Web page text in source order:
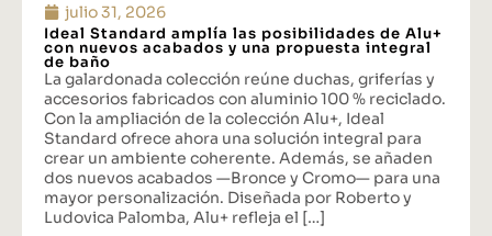
julio 31, 2026
Ideal Standard amplía las posibilidades de Alu+
con nuevos acabados y una propuesta integral
de baño
La galardonada colección reúne duchas, griferías y
accesorios fabricados con aluminio 100 % reciclado.
Con la ampliación de la colección Alu+, Ideal
Standard ofrece ahora una solución integral para
crear un ambiente coherente. Además, se añaden
dos nuevos acabados —Bronce y Cromo— para una
mayor personalización. Diseñada por Roberto y
Ludovica Palomba, Alu+ refleja el […]